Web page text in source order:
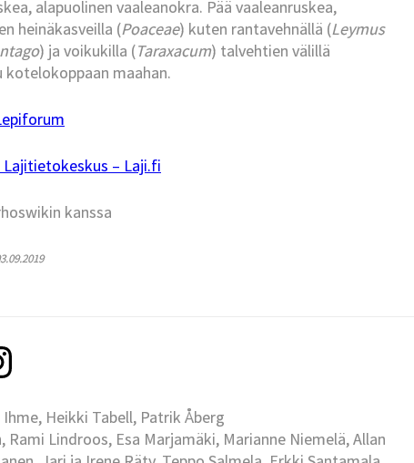
alapuolinen vaaleanokra. Pää vaaleanruskea,
heinäkasveilla (Poaceae) kuten rantavehnällä (Leymus
) ja voikukilla (Taraxacum) talvehtien välillä
maahan.
Lajitietokeskus – Laji.fi
kanssa
Heikki Tabell, Patrik Åberg
Lindroos, Esa Marjamäki, Marianne Niemelä, Allan